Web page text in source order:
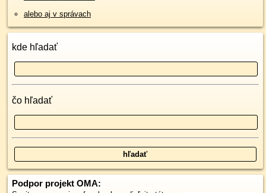
alebo aj v správach
kde hľadať
čo hľadať
Podpor projekt OMA: